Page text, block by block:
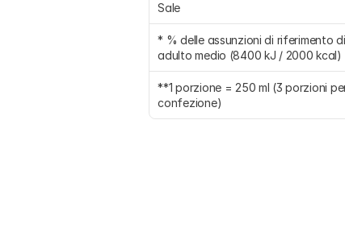
Sale
* % delle assunzioni di riferimento
adulto medio (8400 kJ / 2000 kcal)
**1 porzione = 250 ml (3 porzioni
confezione)